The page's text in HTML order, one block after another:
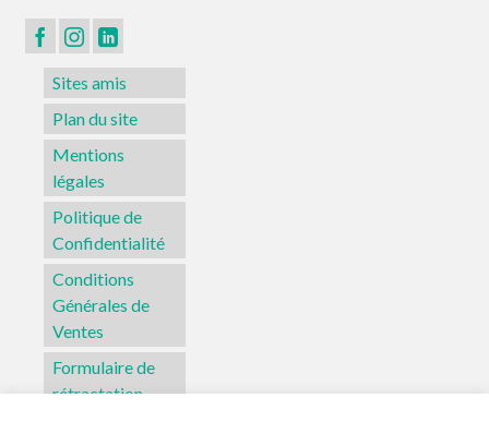
Sites amis
Plan du site
Mentions
légales
Politique de
Confidentialité
Conditions
Générales de
Ventes
Formulaire de
rétractation